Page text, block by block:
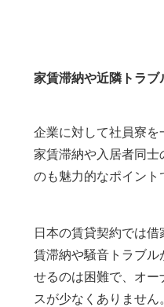
家賃滞納や近隣トラ
企業に対して社員寮を
家賃滞納や入居者同
のも魅力的なポイント
日本の賃貸契約では
賃滞納や騒音トラブル
せるのは困難で、オ
スが少なくありません。